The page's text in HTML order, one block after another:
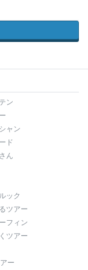
ン
ャン
ド
ん
ック
ツアー
フィン
ツアー
ー